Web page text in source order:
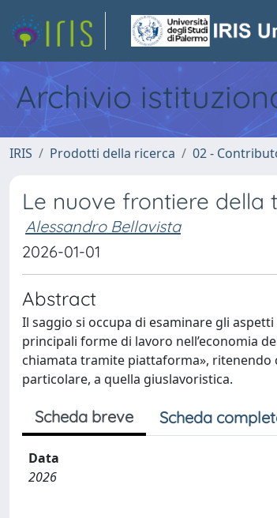
Archivio
IRIS Prodotti della ricerca 02 -
Le nuove frontiere della
Alessandro Bellavista
2026-01-01
Abstract
Il saggio si occupa di esaminare gli
principali forme di lavoro nell’economia
chiamata tramite piattaforma», ritenendo
particolare, a quella giuslavoristica.
Scheda breve Scheda
Data
2026